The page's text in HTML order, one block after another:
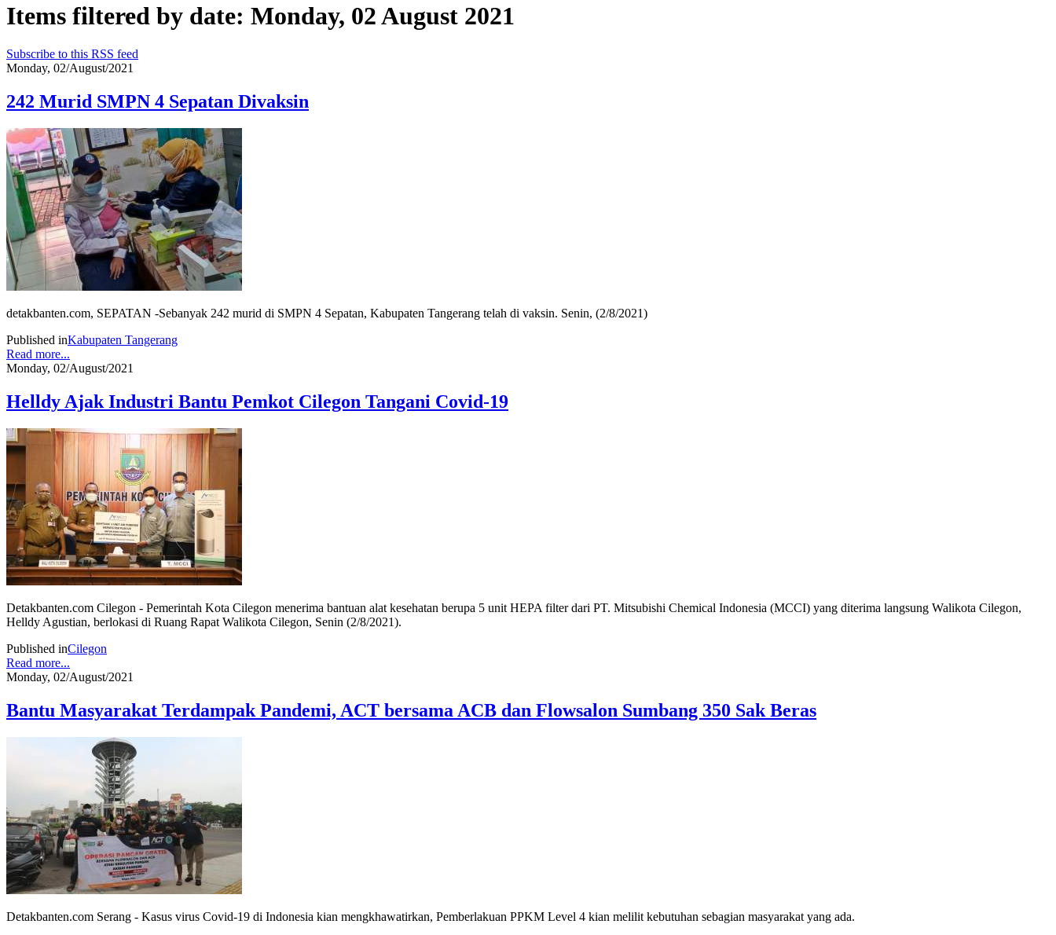
Items filtered by date: Monday, 02 August 2021
Subscribe to this RSS feed
Monday, 02/August/2021
242 Murid SMPN 4 Sepatan Divaksin
detakbanten.com, SEPATAN -Sebanyak 242 murid di SMPN 4 Sepatan, Kabupaten Tangerang telah di vaksin. Senin, (2/8/2021)
Published inKabupaten Tangerang
Read more...
Monday, 02/August/2021
Helldy Ajak Industri Bantu Pemkot Cilegon Tangani Covid-19
Detakbanten.com Cilegon - Pemerintah Kota Cilegon menerima bantuan alat kesehatan berupa 5 unit HEPA filter dari PT. Mitsubishi Chemical Indonesia (MCCI) yang diterima langsung Walikota Cilegon,
Helldy Agustian, berlokasi di Ruang Rapat Walikota Cilegon, Senin (2/8/2021).
Published inCilegon
Read more...
Monday, 02/August/2021
Bantu Masyarakat Terdampak Pandemi, ACT bersama ACB dan Flowsalon Sumbang 350 Sak Beras
Detakbanten.com Serang - Kasus virus Covid-19 di Indonesia kian mengkhawatirkan, Pemberlakuan PPKM Level 4 kian melilit kebutuhan sebagian masyarakat yang ada.